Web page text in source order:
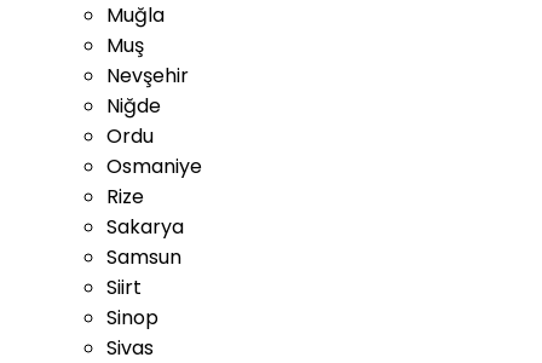
Muğla
Muş
Nevşehir
Niğde
Ordu
Osmaniye
Rize
Sakarya
Samsun
Siirt
Sinop
Sivas